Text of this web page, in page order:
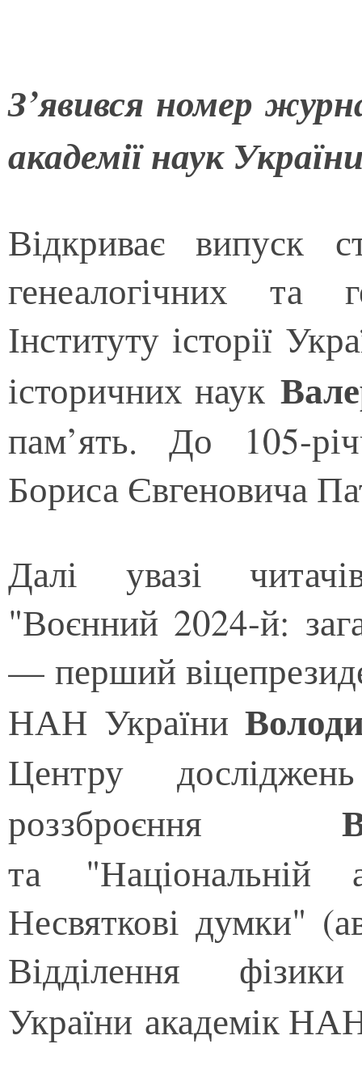
З’явився номер
академії наук
Відкриває випуск
генеалогічних та
Інституту історії
історичних наук
пам’ять. До 105-
Бориса Євгеновича
Далі увазі
"Воєнний 2024-й:
— перший
НАН України
Центру
роззброєння
та
Несвяткові думки"
Відділення
України академік